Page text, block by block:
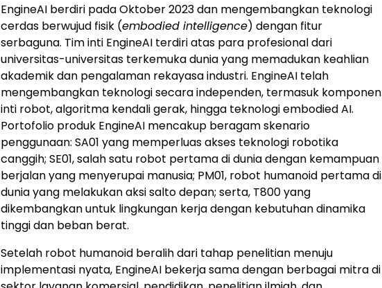
EngineAI berdiri pada Oktober 2023 dan mengembangkan teknologi
cerdas berwujud fisik (embodied intelligence) dengan fitur
serbaguna. Tim inti EngineAI terdiri atas para profesional dari
universitas-universitas terkemuka dunia yang memadukan keahlian
akademik dan pengalaman rekayasa industri. EngineAI telah
mengembangkan teknologi secara independen, termasuk komponen
inti robot, algoritma kendali gerak, hingga teknologi embodied AI.
Portofolio produk EngineAI mencakup beragam skenario
penggunaan: SA01 yang memperluas akses teknologi robotika
canggih; SE01, salah satu robot pertama di dunia dengan kemampuan
berjalan yang menyerupai manusia; PM01, robot humanoid pertama di
dunia yang melakukan aksi salto depan; serta, T800 yang
dikembangkan untuk lingkungan kerja dengan kebutuhan dinamika
tinggi dan beban berat.
Setelah robot humanoid beralih dari tahap penelitian menuju
implementasi nyata, EngineAI bekerja sama dengan berbagai mitra di